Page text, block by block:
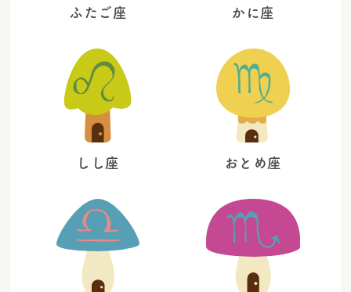
ふたご座 かに座
しし座 おとめ座